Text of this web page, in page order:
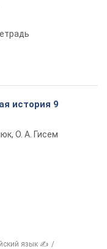
история 9
О. А. Гисем
язык ✍